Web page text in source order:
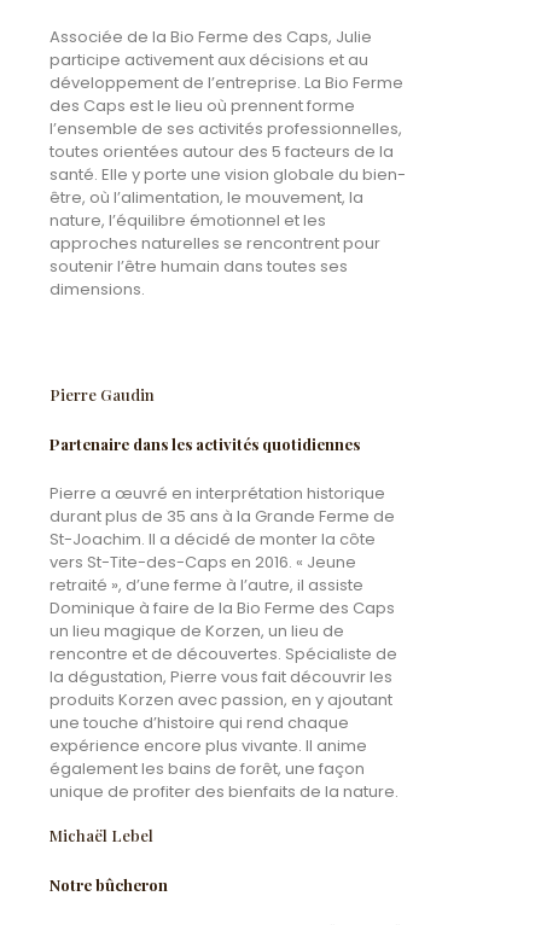
Associée de la Bio Ferme des Caps, Julie
participe activement aux décisions et au
développement de l’entreprise. La Bio Ferme
des Caps est le lieu où prennent forme
l’ensemble de ses activités professionnelles,
toutes orientées autour des 5 facteurs de la
santé. Elle y porte une vision globale du bien-
être, où l’alimentation, le mouvement, la
nature, l’équilibre émotionnel et les
approches naturelles se rencontrent pour
soutenir l’être humain dans toutes ses
dimensions.
Pierre Gaudin
Partenaire dans les activités quotidiennes
Pierre a œuvré en interprétation historique
durant plus de 35 ans à la Grande Ferme de
St-Joachim. Il a décidé de monter la côte
vers St-Tite-des-Caps en 2016. « Jeune
retraité », d’une ferme à l’autre, il assiste
Dominique à faire de la Bio Ferme des Caps
un lieu magique de Korzen, un lieu de
rencontre et de découvertes. Spécialiste de
la dégustation, Pierre vous fait découvrir les
produits Korzen avec passion, en y ajoutant
une touche d’histoire qui rend chaque
expérience encore plus vivante. Il anime
également les bains de forêt, une façon
unique de profiter des bienfaits de la nature.
Michaël Lebel
Notre bûcheron